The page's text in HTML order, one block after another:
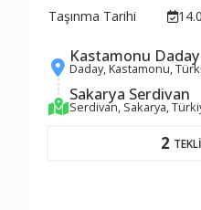
Taşınma Tarihi
Kastamonu Daday
Daday, Kastamonu,
Sakarya Serdivan
Serdivan, Sakarya,
2